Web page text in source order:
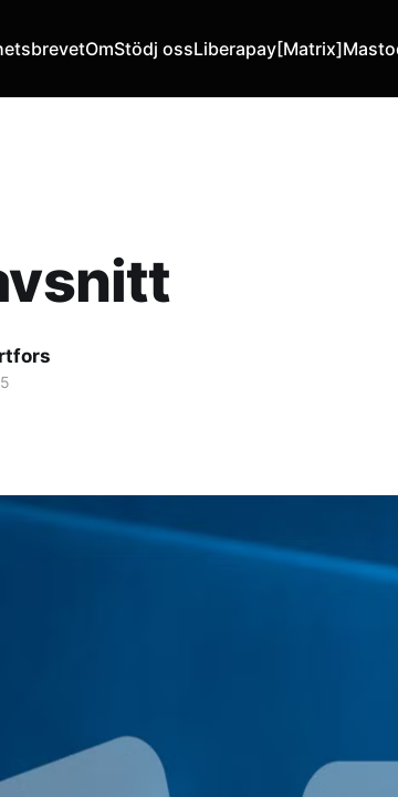
OmStödj ossLiberapay[Matrix]